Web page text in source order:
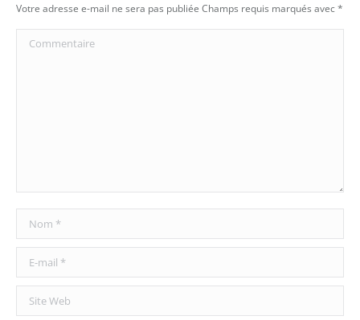
Votre adresse e-mail ne sera pas publiée Champs requis marqués avec*
Commentaire
Nom *
E-mail *
Site Web